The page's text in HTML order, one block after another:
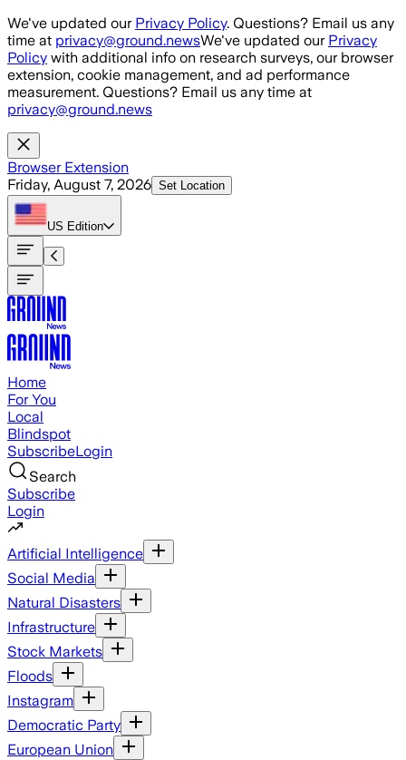
Skip to main content
We've updated our Privacy Policy. Questions? Email us any
time at privacy@ground.newsWe've updated our Privacy
Policy with additional info on research surveys, our browser
extension, cookie management, and ad performance
measurement. Questions? Email us any time at
privacy@ground.news
Browser Extension
Friday, August 7, 2026 Set Location
US Edition
Home
For You
Local
Blindspot
SubscribeLogin
Search
Subscribe
Login
Artificial Intelligence
Social Media
Natural Disasters
Infrastructure
Stock Markets
Floods
Instagram
Democratic Party
European Union